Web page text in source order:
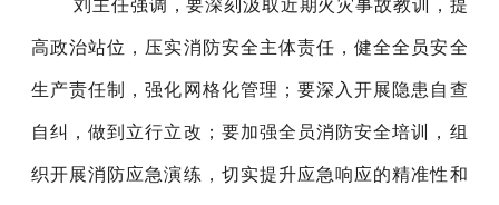
刘 主任强调，要深刻汲取近期火灾事故教训 ， 提
高政治站位，压实消防安全主体责任，健全全员安全
生产责任制，强化网格化管理；要深入开展隐患自查
自纠，做到立行立改； 要加强全员消防安全培训， 组
织开展消防应急演练，切实提升应急响应的精准性和